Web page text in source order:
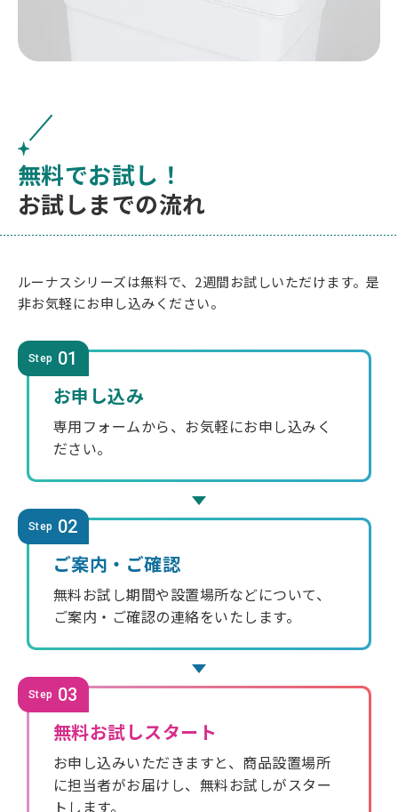
無料でお試し！
お試しまでの流れ
ルーナスシリーズは無料で、2週間お試しいただけます。是
非お気軽にお申し込みください。
Step 01
お申し込み
専用フォームから、お気軽にお申し込みく
ださい。
Step 02
ご案内・ご確認
無料お試し期間や設置場所などについて、
ご案内・ご確認の連絡をいたします。
Step 03
無料お試しスタート
お申し込みいただきますと、商品設置場所
に担当者がお届けし、無料お試しがスター
トします。